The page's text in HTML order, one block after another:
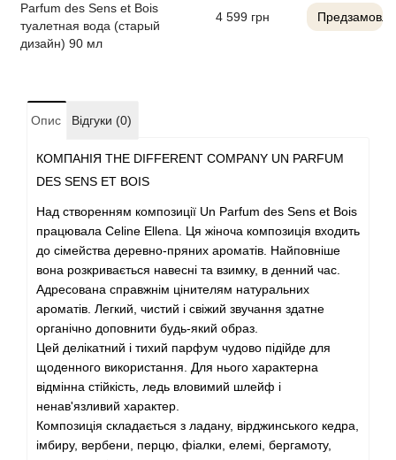
Parfum des Sens et Bois
туалетная вода (старый
дизайн) 90 мл
4 599 грн
Опис Відгуки (0)
КОМПАНІЯ THE DIFFERENT COMPANY UN PARFUM
DES SENS ET BOIS
Над створенням композиції Un Parfum des Sens et Bois
працювала Celine Ellena. Ця жіноча композиція входить
до сімейства деревно-пряних ароматів. Найповніше
вона розкривається навесні та взимку, в денний час.
Адресована справжнім цінителям натуральних
ароматів. Легкий, чистий і свіжий звучання здатне
органічно доповнити будь-який образ.
Цей делікатний і тихий парфум чудово підійде для
щоденного використання. Для нього характерна
відмінна стійкість, ледь вловимий шлейф і
ненав'язливий характер.
Композиція складається з ладану, вірджинського кедра,
імбиру, вербени, перцю, фіалки, елемі, бергамоту,
Alyson Oldoini
American Crew
Amouage
Amouroud
Andre L'Arom
Angel Schlesser
Anima Mundi
Anna Sui
Annayake